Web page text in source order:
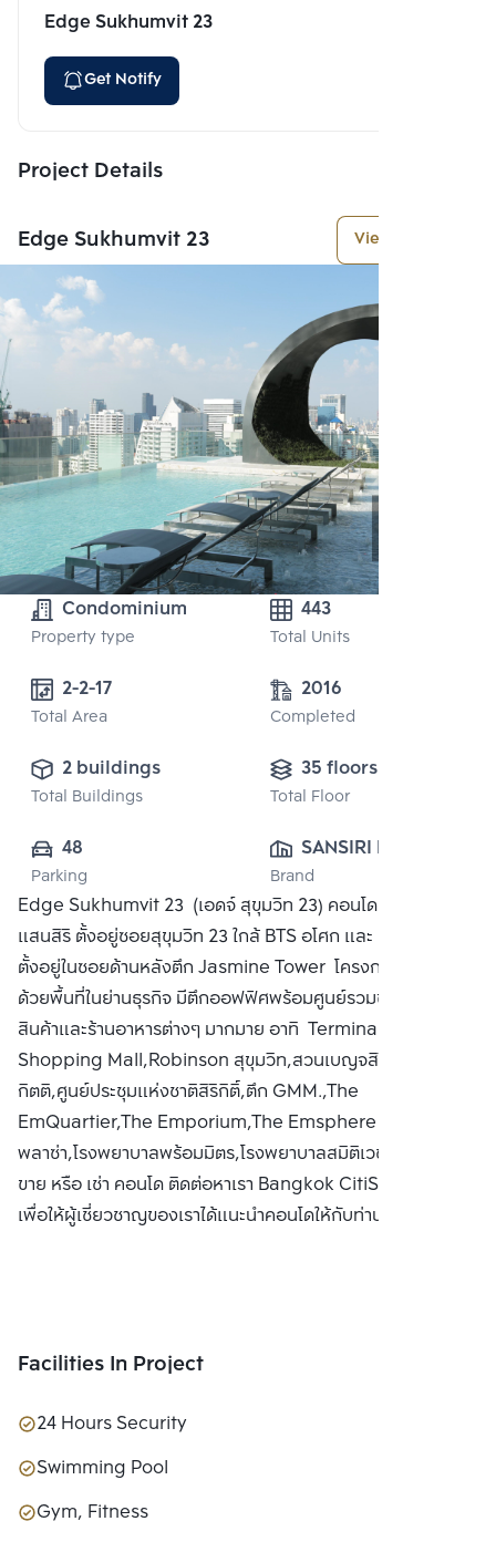
Edge Sukhumvit 23
Get Notify
Project Details
Edge Sukhumvit 23 View More
Condominium
Property type
443
Total Units
2-2-17
Total Area
2016
Completed
2 buildings
Total Buildings
35 floors
Total Floor
48
Parking
SANSIRI PUBLIC
CO., LTD.
Brand
Edge Sukhumvit 23 (เอดจ์ สุขุมวิท 23) คอนโดมิเนียมจาก
แสนสิริ ตั้งอยู่ซอยสุขุมวิท 23 ใกล้ BTS อโศก และ MRT สุขุมวิท
ตั้งอยู่ในซอยด้านหลังตึก Jasmine Tower โครงการแวดล้อม
ด้วยพื้นที่ในย่านธุรกิจ มีตึกออฟฟิศพร้อมศูนย์รวมของห้างสรรพ
สินค้าและร้านอาหารต่างๆ มากมาย อาทิ Terminal 21
Shopping Mall,Robinson สุขุมวิท,สวนเบญจสิริ,สวนเบญจ
กิตติ,ศูนย์ประชุมแห่งชาติสิริกิติ์,ตึก GMM.,The
EmQuartier,The Emporium,The Emsphere ประสานมิตร
พลาซ่า,โรงพยาบาลพร้อมมิตร,โรงพยาบาลสมิติเวช สุขุมวิท ซื้อ
ขาย หรือ เช่า คอนโด ติดต่อหาเรา Bangkok CitiSmart ได้ทันที
เพื่อให้ผู้เชี่ยวชาญของเราได้แนะนำคอนโดให้กับท่าน
Facilities In Project
24 Hours Security
Swimming Pool
Gym, Fitness